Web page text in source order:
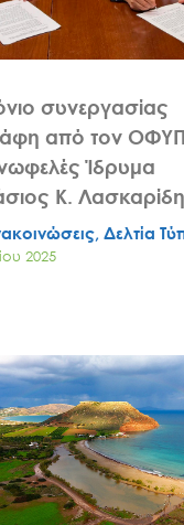
Search
for:
Νέα –
συνεργασίας
από τον
Ίδρυμα
Κ.
Δελτία
2025